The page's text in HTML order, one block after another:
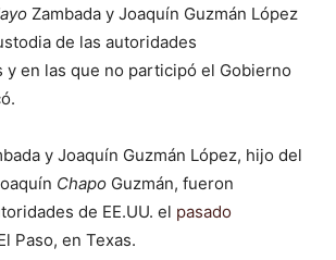
Zambada y Joaquín Guzmán López
de las autoridades
y en las que no participó el Gobierno
y Joaquín Guzmán López, hijo del
Chapo Guzmán, fueron
de EE.UU. el pasado
Paso, en Texas.